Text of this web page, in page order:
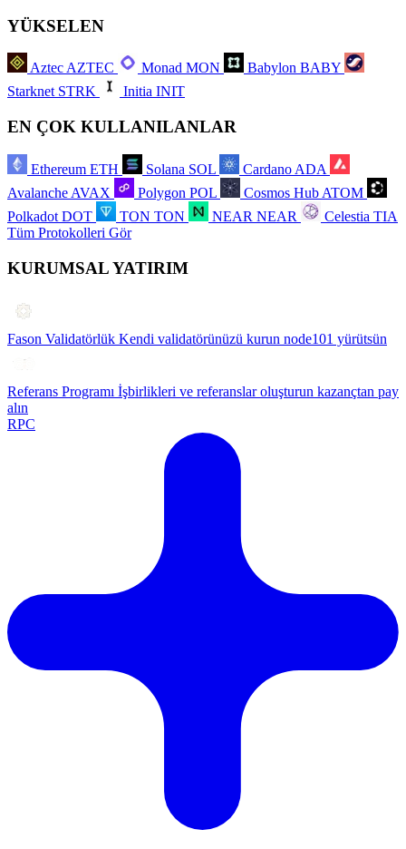
YÜKSELEN
AztecAZTEC Monad MON Babylon BABY
Starknet STRK Initia INIT
EN ÇOK KULLANILANLAR
Ethereum ETH Solana SOL Cardano ADA
Avalanche AVAX Polygon POL Cosmos Hub ATOM
Polkadot DOT TON TON NEAR NEAR Celestia TIA
Tüm Protokolleri Gör
KURUMSAL YATIRIM
Fason Validatörlük Kendi validatörünüzü kurun node101 yürütsün
Referans Programı İşbirlikleri ve referanslar oluşturun kazançtan pay
alın
RPC